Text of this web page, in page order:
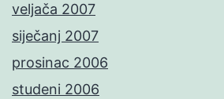
veljača 2007
siječanj 2007
prosinac 2006
studeni 2006